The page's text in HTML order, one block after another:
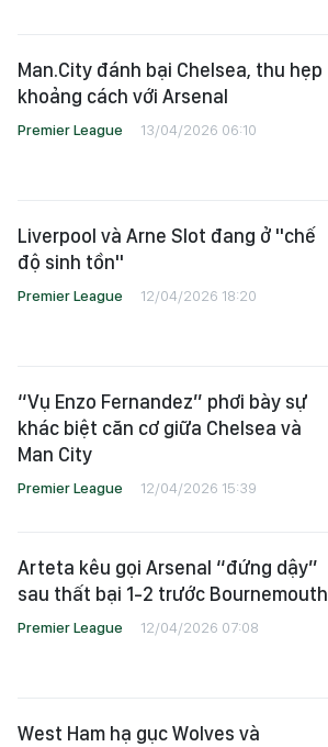
Man.City đánh bại Chelsea, thu hẹp
khoảng cách với Arsenal
Premier League 13/04/2026 06:10
Liverpool và Arne Slot đang ở "chế
độ sinh tồn"
Premier League 12/04/2026 18:20
“Vụ Enzo Fernandez” phơi bày sự
khác biệt căn cơ giữa Chelsea và
Man City
Premier League 12/04/2026 15:39
Arteta kêu gọi Arsenal “đứng dậy”
sau thất bại 1-2 trước Bournemouth
Premier League 12/04/2026 07:08
West Ham hạ gục Wolves và